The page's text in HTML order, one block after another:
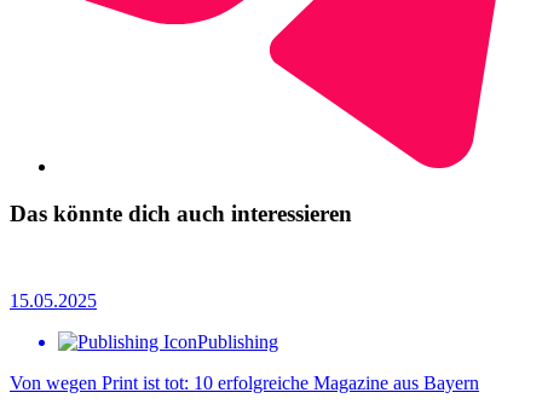
Das könnte dich auch interessieren
15.05.2025
Publishing
Von wegen Print ist tot: 10 erfolgreiche Magazine aus Bayern